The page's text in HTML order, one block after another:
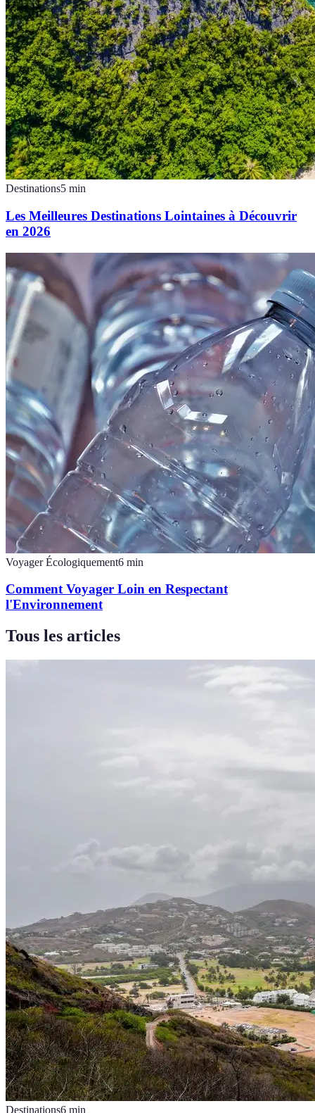
Destinations5 min
Les Meilleures Destinations Lointaines à Découvrir
en 2026
Voyager Écologiquement6 min
Comment Voyager Loin en Respectant
l'Environnement
Tous les articles
Destinations6 min